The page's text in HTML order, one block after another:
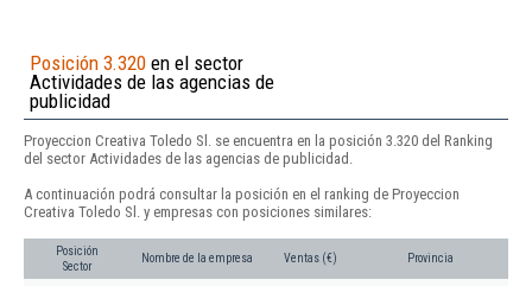
Posición 3.320 en el sector
Actividades de las agencias de
publicidad
Proyeccion Creativa Toledo Sl. se encuentra en la posición 3.320 del Ranking
del sector Actividades de las agencias de publicidad.
A continuación podrá consultar la posición en el ranking de Proyeccion
Creativa Toledo Sl. y empresas con posiciones similares:
Posición
Sector
Nombre de la empresa Ventas (€) Provincia